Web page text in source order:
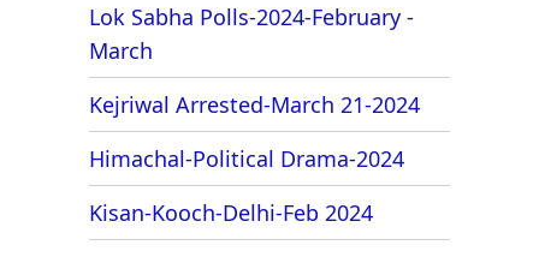
Lok Sabha Polls-2024-February -
March
Kejriwal Arrested-March 21-2024
Himachal-Political Drama-2024
Kisan-Kooch-Delhi-Feb 2024